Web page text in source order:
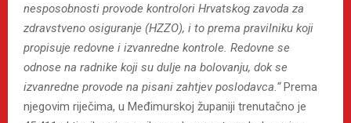
nesposobnosti provode kontrolori Hrvatskog zavoda za
zdravstveno osiguranje (HZZO), i to prema pravilniku koji
propisuje redovne i izvanredne kontrole. Redovne se
odnose na radnike koji su dulje na bolovanju, dok se
izvanredne provode na pisani zahtjev poslodavca.“Prema
njegovim riječima, u Međimurskoj županiji trenutačno je